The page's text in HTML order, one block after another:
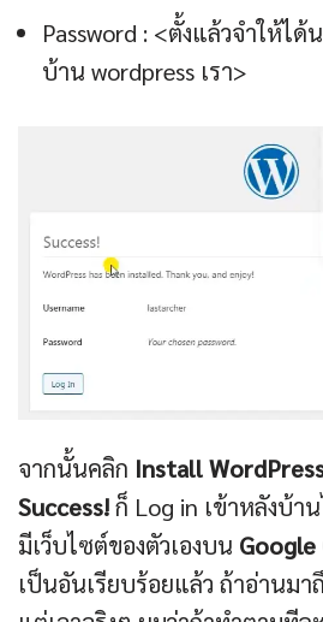
Password : <ตั้งแล้วจำให้ได้
บ้าน wordpress เรา>
จากนั้นคลิก Install
Success!ก็ Log in เข้าหลังบ้า
มีเว็บไซต์ของตัวเองบน
เป็นอันเรียบร้อยแล้ว ถ้าอ่านมา